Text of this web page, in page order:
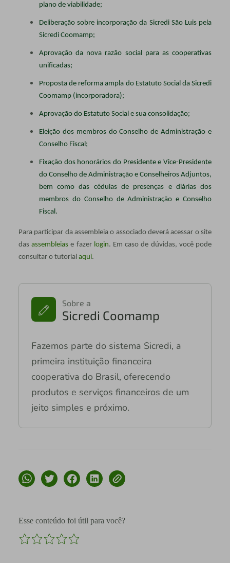
plano de viabilidade;
Deliberação sobre incorporação da Sicredi São Luis pela
Sicredi Coomamp;
Aprovação da nova razão social para as cooperativas
unificadas;
Proposta de reforma ampla do Estatuto Social da Sicredi
Coomamp (incorporadora);
Aprovação do Estatuto Social e sua consolidação;
Eleição dos membros do Conselho de Administração e
Conselho Fiscal;
Fixação dos honorários do Presidente e Vice-Presidente
do Conselho de Administração e Conselheiros Adjuntos,
bem como das cédulas de presenças e diárias dos
membros do Conselho de Administração e Conselho
Fiscal.
Para participar da assembleia o associado deverá acessar o site
dasassembleias e fazer login. Em caso de dúvidas, você pode
consultar o tutorial aqui.
Sobre a
Sicredi Coomamp
Fazemos parte do sistema Sicredi, a
primeira instituição financeira
cooperativa do Brasil, oferecendo
produtos e serviços financeiros de um
jeito simples e próximo.
Esse conteúdo foi útil para você?